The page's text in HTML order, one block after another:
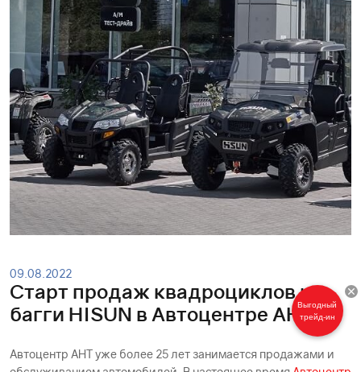
09.08.2022
Старт продаж квадроциклов и
багги HISUN в Автоцентре АНТ
Автоцентр АНТ уже более 25 лет занимается продажами и
Выгодный
трейд-ин